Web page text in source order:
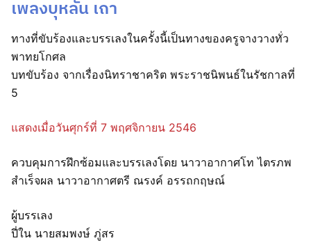
เพลงบุหลัน เถา
ทางที่ขับร้องและบรรเลงในครั้งนี้เป็นทางของครูจางวางทั่ว
พาทยโกศล
บทขับร้อง จากเรื่องนิทราชาคริต พระราชนิพนธ์ในรัชกาลที่
5
แสดงเมื่อวันศุกร์ที่ 7 พฤศจิกายน 2546
ควบคุมการฝึกซ้อมและบรรเลงโดย นาวาอากาศโท ไตรภพ
สำเร็จผล นาวาอากาศตรี ณรงค์ อรรถกฤษณ์
ผู้บรรเลง
ปี่ใน นายสมพงษ์ ภู่สร